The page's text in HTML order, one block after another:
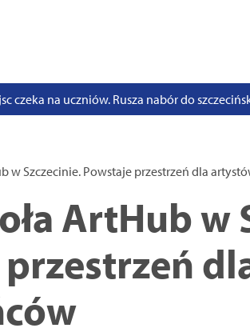
50 lat i otwiera się dla mieszkańców
w Szczecinie. Powstaje przestrzeń dla
ArtHub w